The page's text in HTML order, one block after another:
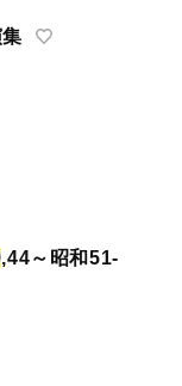
,44～昭和51-